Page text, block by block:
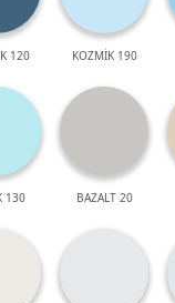
120 KOZMİK 190
130 BAZALT 20